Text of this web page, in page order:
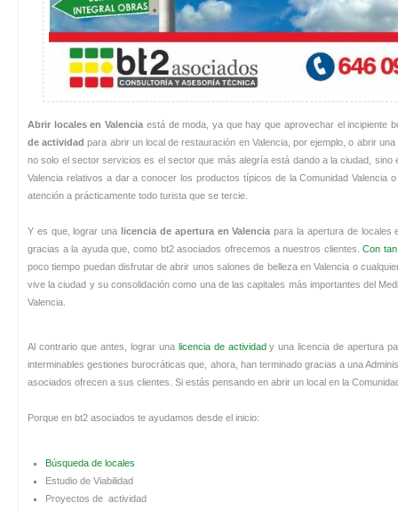
Abrir locales en Valencia está de moda, ya que hay que aprovechar el incipiente
de actividad para abrir un local de restauración en Valencia, por ejemplo, o abrir
no solo el sector servicios es el sector que más alegría está dando a la ciudad,
Valencia relativos a dar a conocer los productos típicos de la Comunidad Valencia
atención a prácticamente todo turista que se tercie.
Y es que, lograr una licencia de apertura en Valencia para la apertura de locales
gracias a la ayuda que, como bt2 asociados ofrecemos a nuestros clientes.Con
poco tiempo puedan disfrutar de abrir unos salones de belleza en Valencia o
vive la ciudad y su consolidación como una de las capitales más importantes del
Valencia.
Al contrario que antes, lograr una licencia de actividad y una licencia de apertura
interminables gestiones burocráticas que, ahora, han terminado gracias a una
asociados ofrecen a sus clientes. Si estás pensando en abrir un local en la
Porque en bt2 asociados te ayudamos desde el inicio:
Búsqueda de locales
Estudio de Viabilidad
Proyectos de actividad